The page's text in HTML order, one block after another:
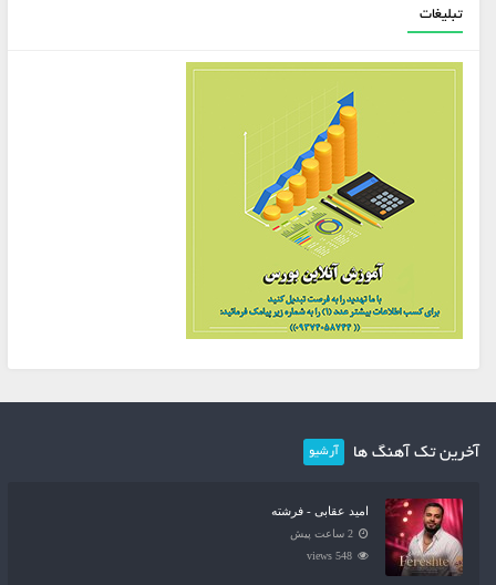
تبلیغات
آخرین تک آهنگ ها آرشیو
امید عقابی - فرشته
2 ساعت پیش
548 views